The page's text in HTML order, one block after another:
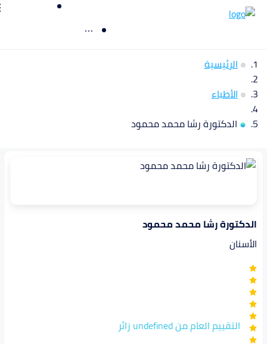
الرئيسية
الأطباء
الدكتورة رشا محمد محمود
الدكتورة رشا محمد محمود
الأسنان
التقييم العام من undefined زائر